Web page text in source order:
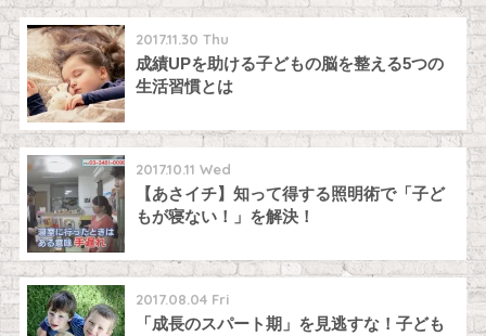
2017.11.30 Thu
成績UPを助ける子どもの脳を整える5つの
生活習慣とは
2017.10.11 Wed
【あさイチ】知って得する照明術で「子ど
もが寝ない！」を解決！
2017.08.04 Fri
「成長のスパート期」を見逃すな！子ども